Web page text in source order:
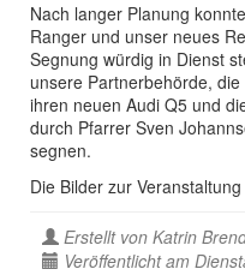
Nach langer Planung
Ranger und unser neues
Segnung würdig in Dienst
unsere Partnerbehörde,
ihren neuen Audi Q5 und
durch Pfarrer Sven
segnen.
Die Bilder zur Veranstaltung
Erstellt von Katrin
Veröffentlicht am